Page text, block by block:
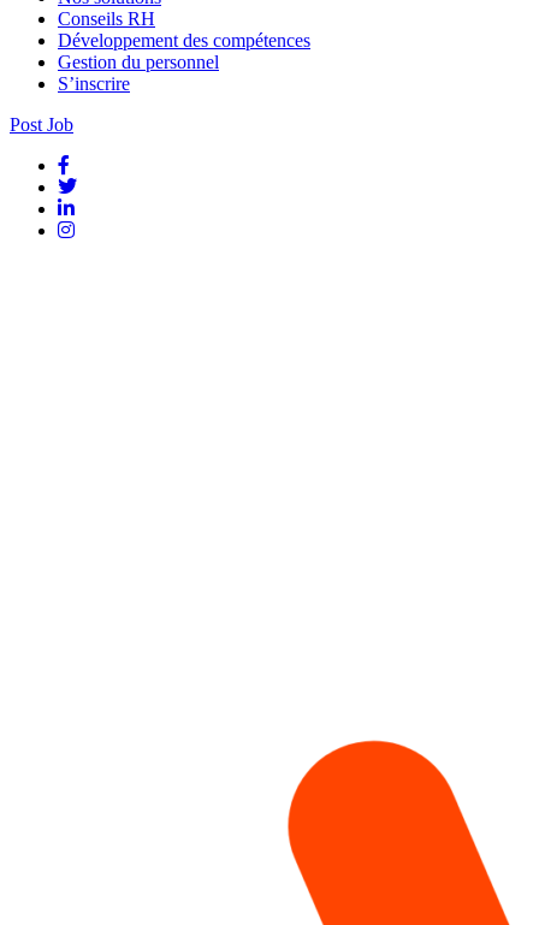
Conseils RH
Développement des compétences
Gestion du personnel
S’inscrire
Post Job